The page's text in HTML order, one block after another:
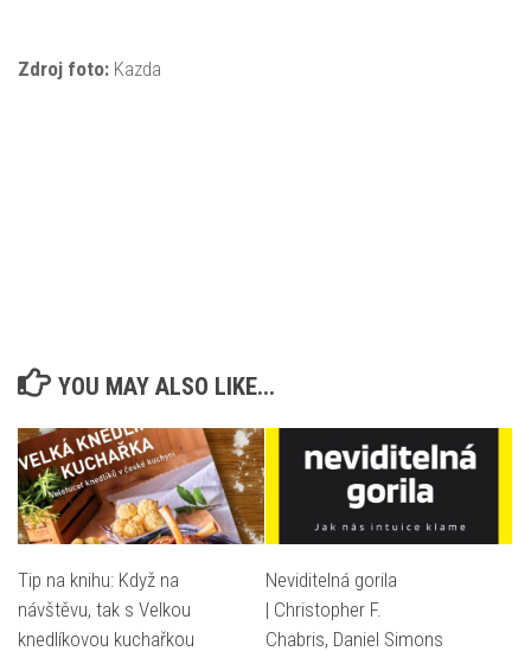
Zdroj foto: Kazda
YOU MAY ALSO LIKE...
Tip na knihu: Když na
návštěvu, tak s Velkou
knedlíkovou kuchařkou
Neviditelná gorila
| Christopher F.
Chabris, Daniel Simons